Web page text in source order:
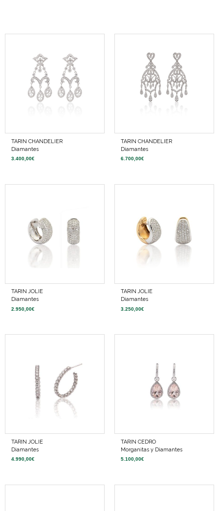
TARIN CHANDELIER
Diamantes
3.400,00€
TARIN CHANDELIER
Diamantes
6.700,00€
TARIN JOLIE
Diamantes
2.950,00€
TARIN JOLIE
Diamantes
3.250,00€
TARIN JOLIE
Diamantes
4.990,00€
TARIN CEDRO
Morganitas y Diamantes
5.100,00€